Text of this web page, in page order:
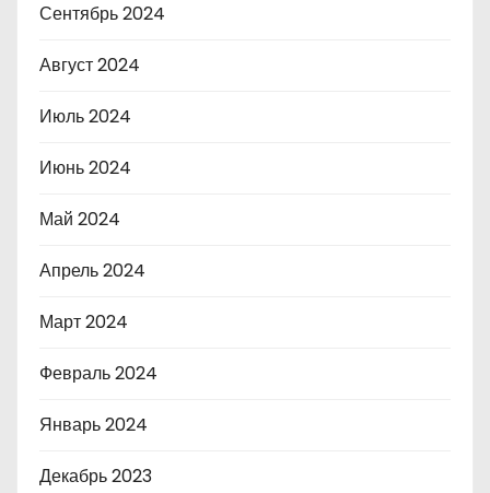
Сентябрь 2024
Август 2024
Июль 2024
Июнь 2024
Май 2024
Апрель 2024
Март 2024
Февраль 2024
Январь 2024
Декабрь 2023